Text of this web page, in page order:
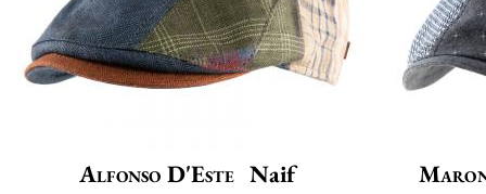
Alfonso D'Este Naif